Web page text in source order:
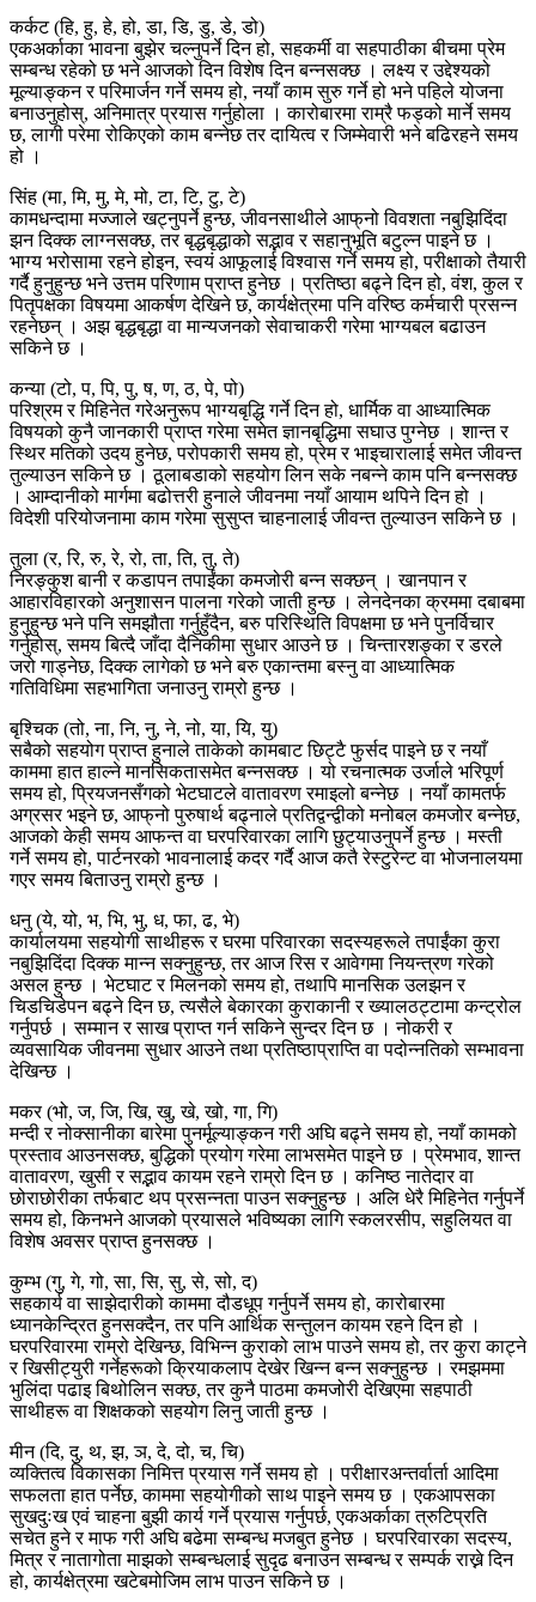
कर्कट (हि, हु, हे, हो, डा, डि, डु, डे, डो)
एकअर्काका भावना बुझेर चल्नुपर्ने दिन हो, सहकर्मी वा सहपाठीका बीचमा प्रेम
सम्बन्ध रहेको छ भने आजको दिन विशेष दिन बन्नसक्छ । लक्ष्य र उद्देश्यको
मूल्याङ्कन र परिमार्जन गर्ने समय हो, नयाँ काम सुरु गर्ने हो भने पहिले योजना
बनाउनुहोस्, अनिमात्र प्रयास गर्नुहोला । कारोबारमा राम्रै फड्को मार्ने समय
छ, लागी परेमा रोकिएको काम बन्नेछ तर दायित्व र जिम्मेवारी भने बढिरहने समय
हो ।
सिंह (मा, मि, मु, मे, मो, टा, टि, टु, टे)
कामधन्दामा मज्जाले खट्नुपर्ने हुन्छ, जीवनसाथीले आफ्‌नो विवशता नबुझिदिंदा
झन दिक्क लाग्नसक्छ, तर बृद्धबृद्धाको सद्भाव र सहानुभूति बटुल्न पाइने छ ।
भाग्य भरोसामा रहने होइन, स्वयं आफूलाई विश्वास गर्ने समय हो, परीक्षाको तैयारी
गर्दै हुनुहुन्छ भने उत्तम परिणाम प्राप्त हुनेछ । प्रतिष्ठा बढ्ने दिन हो, वंश, कुल र
पितृपक्षका विषयमा आकर्षण देखिने छ, कार्यक्षेत्रमा पनि वरिष्ठ कर्मचारी प्रसन्न
रहनेछन् । अझ बृद्धबृद्धा वा मान्यजनको सेवाचाकरी गरेमा भाग्यबल बढाउन
सकिने छ ।
कन्या (टो, प, पि, पु, ष, ण, ठ, पे, पो)
परिश्रम र मिहिनेत गरेअनुरूप भाग्यबृद्धि गर्ने दिन हो, धार्मिक वा आध्यात्मिक
विषयको कुनै जानकारी प्राप्त गरेमा समेत ज्ञानबृद्धिमा सघाउ पुग्नेछ । शान्त र
स्थिर मतिको उदय हुनेछ, परोपकारी समय हो, प्रेम र भाइचारालाई समेत जीवन्त
तुल्याउन सकिने छ । ठूलाबडाको सहयोग लिन सके नबन्ने काम पनि बन्नसक्छ
। आम्दानीको मार्गमा बढोत्तरी हुनाले जीवनमा नयाँ आयाम थपिने दिन हो ।
विदेशी परियोजनामा काम गरेमा सुसुप्त चाहनालाई जीवन्त तुल्याउन सकिने छ ।
तुला (र, रि, रु, रे, रो, ता, ति, तु, ते)
निरङ्कुश बानी र कडापन तपाईंका कमजोरी बन्न सक्छन् । खानपान र
आहारविहारको अनुशासन पालना गरेको जाती हुन्छ । लेनदेनका क्रममा दबाबमा
हुनुहुन्छ भने पनि समझौता गर्नुहुँदैन, बरु परिस्थिति विपक्षमा छ भने पुनर्विचार
गर्नुहोस्, समय बित्दै जाँदा दैनिकीमा सुधार आउने छ । चिन्तारशङ्का र डरले
जरो गाड्नेछ, दिक्क लागेको छ भने बरु एकान्तमा बस्नु वा आध्यात्मिक
गतिविधिमा सहभागिता जनाउनु राम्रो हुन्छ ।
बृश्चिक (तो, ना, नि, नु, ने, नो, या, यि, यु)
सबैको सहयोग प्राप्त हुनाले ताकेको कामबाट छिट्टै फुर्सद पाइने छ र नयाँ
काममा हात हाल्ने मानसिकतासमेत बन्नसक्छ । यो रचनात्मक उर्जाले भरिपूर्ण
समय हो, प्रियजनसँगको भेटघाटले वातावरण रमाइलो बन्नेछ । नयाँ कामतर्फ
अग्रसर भइने छ, आफ्‌नो पुरुषार्थ बढ्नाले प्रतिद्वन्द्वीको मनोबल कमजोर बन्नेछ,
आजको केही समय आफन्त वा घरपरिवारका लागि छुट्याउनुपर्ने हुन्छ । मस्ती
गर्ने समय हो, पार्टनरको भावनालाई कदर गर्दै आज कतै रेस्टुरेन्ट वा भोजनालयमा
गएर समय बिताउनु राम्रो हुन्छ ।
धनु (ये, यो, भ, भि, भु, ध, फा, ढ, भे)
कार्यालयमा सहयोगी साथीहरू र घरमा परिवारका सदस्यहरूले तपाईंका कुरा
नबुझिदिंदा दिक्क मान्न सक्नुहुन्छ, तर आज रिस र आवेगमा नियन्त्रण गरेको
असल हुन्छ । भेटघाट र मिलनको समय हो, तथापि मानसिक उलझन र
चिडचिडेपन बढ्ने दिन छ, त्यसैले बेकारका कुराकानी र ख्यालठट्टामा कन्ट्रोल
गर्नुपर्छ । सम्मान र साख प्राप्त गर्न सकिने सुन्दर दिन छ । नोकरी र
व्यवसायिक जीवनमा सुधार आउने तथा प्रतिष्ठाप्राप्ति वा पदोन्नतिको सम्भावना
देखिन्छ ।
मकर (भो, ज, जि, खि, खु, खे, खो, गा, गि)
मन्दी र नोक्सानीका बारेमा पुनर्मूल्याङ्कन गरी अघि बढ्ने समय हो, नयाँ कामको
प्रस्ताव आउनसक्छ, बुद्धिको प्रयोग गरेमा लाभसमेत पाइने छ । प्रेमभाव, शान्त
वातावरण, खुसी र सद्भाव कायम रहने राम्रो दिन छ । कनिष्ठ नातेदार वा
छोराछोरीका तर्फबाट थप प्रसन्नता पाउन सक्नुहुन्छ । अलि धेरै मिहिनेत गर्नुपर्ने
समय हो, किनभने आजको प्रयासले भविष्यका लागि स्कलरसीप, सहुलियत वा
विशेष अवसर प्राप्त हुनसक्छ ।
कुम्भ (गु, गे, गो, सा, सि, सु, से, सो, द)
सहकार्य वा साझेदारीको काममा दौडधूप गर्नुपर्ने समय हो, कारोबारमा
ध्यानकेन्द्रित हुनसक्दैन, तर पनि आर्थिक सन्तुलन कायम रहने दिन हो ।
घरपरिवारमा राम्रो देखिन्छ, विभिन्न कुराको लाभ पाउने समय हो, तर कुरा काट्ने
र खिसीट्युरी गर्नेहरूको क्रियाकलाप देखेर खिन्न बन्न सक्नुहुन्छ । रमझममा
भुलिंदा पढाइ बिथोलिन सक्छ, तर कुनै पाठमा कमजोरी देखिएमा सहपाठी
साथीहरू वा शिक्षकको सहयोग लिनु जाती हुन्छ ।
मीन (दि, दु, थ, झ, ञ, दे, दो, च, चि)
व्यक्तित्व विकासका निमित्त प्रयास गर्ने समय हो । परीक्षारअन्तर्वार्ता आदिमा
सफलता हात पर्नेछ, काममा सहयोगीको साथ पाइने समय छ । एकआपसका
सुखदुःख एवं चाहना बुझी कार्य गर्ने प्रयास गर्नुपर्छ, एकअर्काका त्रुटिप्रति
सचेत हुने र माफ गरी अघि बढेमा सम्बन्ध मजबुत हुनेछ । घरपरिवारका सदस्य,
मित्र र नातागोता माझको सम्बन्धलाई सुदृढ बनाउन सम्बन्ध र सम्पर्क राख्ने दिन
हो, कार्यक्षेत्रमा खटेबमोजिम लाभ पाउन सकिने छ ।